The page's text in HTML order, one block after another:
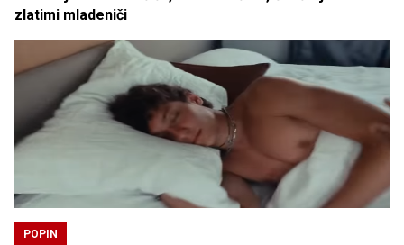
zlatimi mladeniči
POPIN